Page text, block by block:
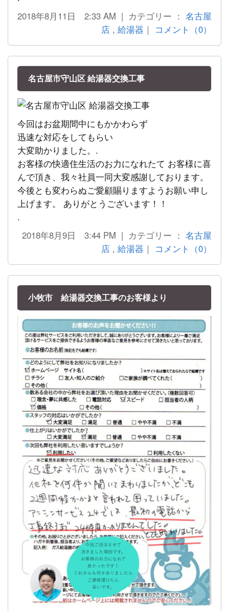
2018年8月11日 2:33 AM | カテゴリー ： 名古屋
店 , 給湯器 ｜ コメント（0）
名古屋市守山区 給湯器交換工事
今回はお盆期間中にもかかわらず
迅速な対応をしてもらい
大変助かりました。.
お客様の快適住生活のお力になれたて お客様に喜
んで頂き、我々社員一同大変感謝しております。
今後とも変わらぬご愛顧賜りますようお願い申し
上げます。 ありがとうございます！！
.
2018年8月9日 3:44 PM | カテゴリー ： 名古屋
店 , 給湯器 ｜ コメント（0）
小牧市 給湯器交換工事のお客様より